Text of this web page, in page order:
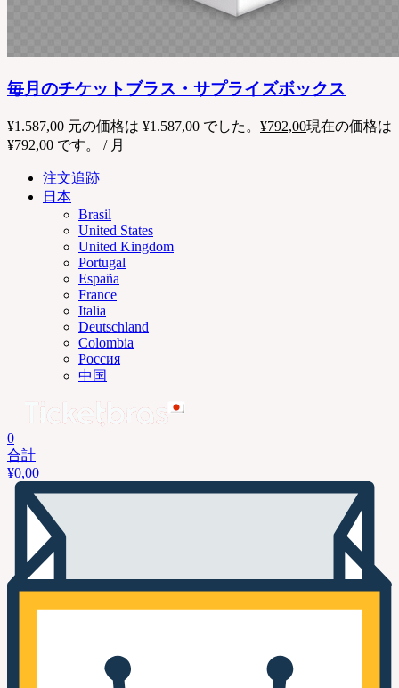
毎月のチケットブラス・サプライズボックス
¥1.587,00 元の価格は ¥1.587,00 でした。 ¥792,00現在の価格は
¥792,00 です。
/ 月
注文追跡
日本
Brasil
United States
United Kingdom
Portugal
España
France
Italia
Deutschland
Colombia
Россия
中国
0
合計
¥0,00